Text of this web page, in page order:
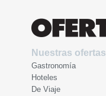
Nuestras ofertas
Gastronomía
Hoteles
De Viaje